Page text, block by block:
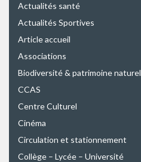
Actualités santé
Actualités Sportives
Article accueil
Associations
Biodiversité & patrimoine naturel
CCAS
Centre Culturel
Cinéma
Circulation et stationnement
Collège – Lycée – Université